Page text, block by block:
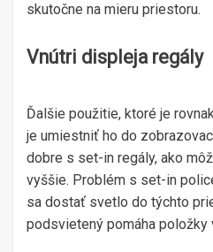
skutočne na mieru priestoru.
Vnútri displeja regály
Ďalšie použitie, ktoré je
je umiestniť ho do
dobre s set-in regály, ako
vyššie. Problém s set-in
sa dostať svetlo do týchto
podsvietený pomáha položky